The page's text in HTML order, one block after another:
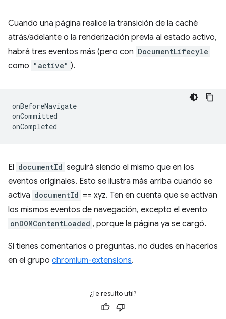
Cuando una página realice la transición de la caché
atrás/adelante o la renderización previa al estado activo,
habrá tres eventos más (pero con DocumentLifecyle
como "active" ).
onBeforeNavigate
onCommitted
onCompleted
El documentId seguirá siendo el mismo que en los
eventos originales. Esto se ilustra más arriba cuando se
activa documentId == xyz. Ten en cuenta que se activan
los mismos eventos de navegación, excepto el evento
onDOMContentLoaded , porque la página ya se cargó.
Si tienes comentarios o preguntas, no dudes en hacerlos
en el grupo chromium-extensions.
¿Te resultó útil?